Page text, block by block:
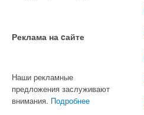
Реклама на cайте
Наши рекламные
предложения заслуживают
внимания. Подробнее